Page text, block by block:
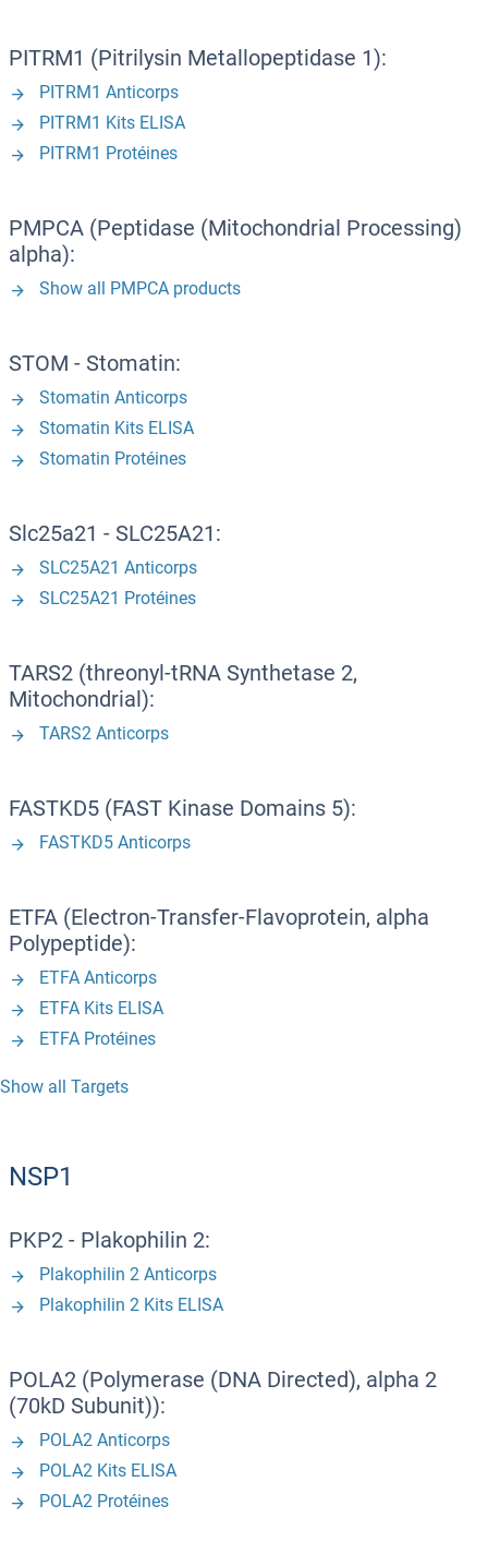
PITRM1 (Pitrilysin Metallopeptidase 1):
PITRM1 Anticorps
PITRM1 Kits ELISA
PITRM1 Protéines
PMPCA (Peptidase (Mitochondrial Processing)
alpha):
Show all PMPCA products
STOM - Stomatin:
Stomatin Anticorps
Stomatin Kits ELISA
Stomatin Protéines
Slc25a21 - SLC25A21:
SLC25A21 Anticorps
SLC25A21 Protéines
TARS2 (threonyl-tRNA Synthetase 2,
Mitochondrial):
TARS2 Anticorps
FASTKD5 (FAST Kinase Domains 5):
FASTKD5 Anticorps
ETFA (Electron-Transfer-Flavoprotein, alpha
Polypeptide):
ETFA Anticorps
ETFA Kits ELISA
ETFA Protéines
Show all Targets
NSP1
PKP2 - Plakophilin 2:
Plakophilin 2 Anticorps
Plakophilin 2 Kits ELISA
POLA2 (Polymerase (DNA Directed), alpha 2
(70kD Subunit)):
POLA2 Anticorps
POLA2 Kits ELISA
POLA2 Protéines